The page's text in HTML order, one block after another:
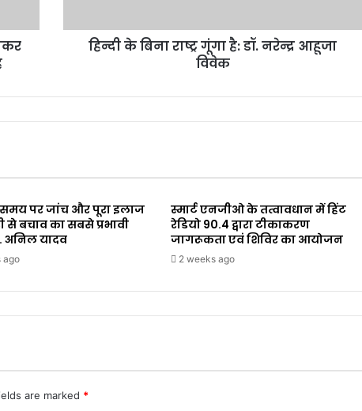
हिन्दी के बिना राष्ट्र गूंगा है: डॉ. नरेन्द्र आहूजा
विवेक
समय पर जांच और पूरा इलाज
से बचाव का सबसे प्रभावी
अनिल यादव
ago
स्मार्ट एनजीओ के तत्वावधान में हिंट
रेडियो 90.4 द्वारा टीकाकरण
जागरूकता एवं शिविर का आयोजन
2 weeks ago
are marked *